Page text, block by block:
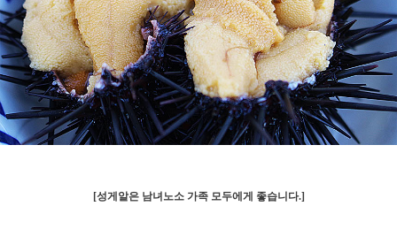
[성게알은 남녀노소 가족 모두에게 좋습니다.]